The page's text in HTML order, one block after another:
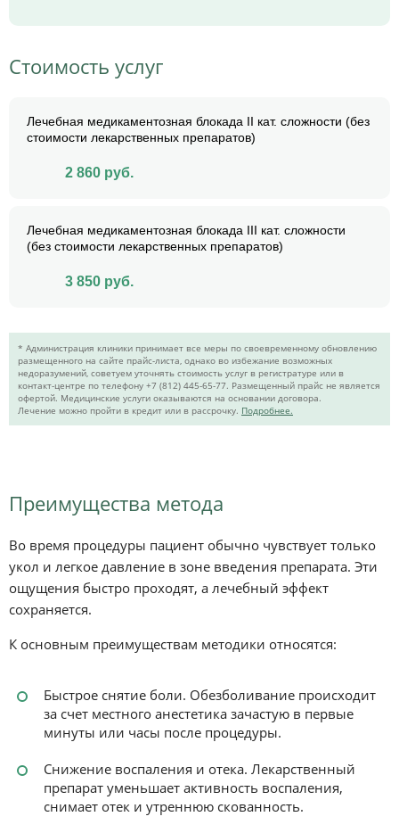
Стоимость услуг
Лечебная медикаментозная блокада II кат. сложности (без
стоимости лекарственных препаратов)
2 860 руб.
Лечебная медикаментозная блокада III кат. сложности
(без стоимости лекарственных препаратов)
3 850 руб.
* Администрация клиники принимает все меры по своевременному обновлению
размещенного на сайте прайс-листа, однако во избежание возможных
недоразумений, советуем уточнять стоимость услуг в регистратуре или в
контакт-центре по телефону +7 (812) 445-65-77. Размещенный прайс не является
офертой. Медицинские услуги оказываются на основании договора.
Лечение можно пройти в кредит или в рассрочку. Подробнее.
Преимущества метода
Во время процедуры пациент обычно чувствует только
укол и легкое давление в зоне введения препарата. Эти
ощущения быстро проходят, а лечебный эффект
сохраняется.
К основным преимуществам методики относятся:
Быстрое снятие боли. Обезболивание происходит
за счет местного анестетика зачастую в первые
минуты или часы после процедуры.
Снижение воспаления и отека. Лекарственный
препарат уменьшает активность воспаления,
снимает отек и утреннюю скованность.